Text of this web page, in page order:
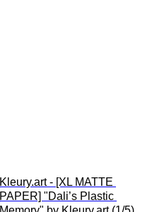
Kleury.art - [XL MATTE
PAPER] "Dali’s Plastic